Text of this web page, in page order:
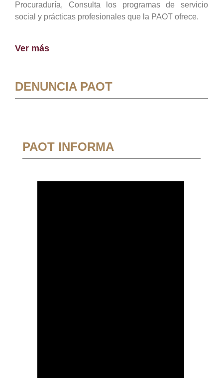
Procuraduría, Consulta los programas de servicio
social y prácticas profesionales que la PAOT ofrece.
Ver más
DENUNCIA PAOT
PAOT INFORMA